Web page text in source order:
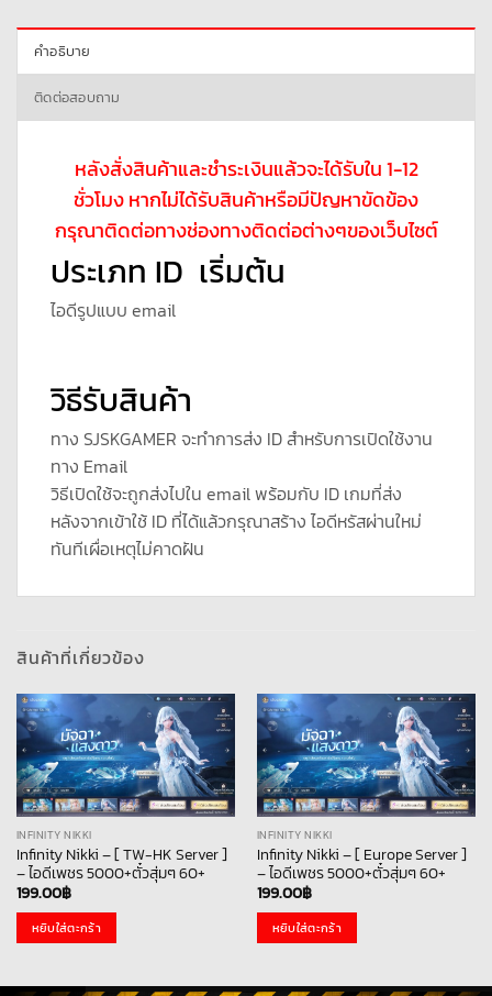
คำอธิบาย
ติดต่อสอบถาม
หลังสั่งสินค้าและชำระเงินแล้วจะได้รับใน 1-12
ชั่วโมง หากไม่ได้รับสินค้าหรือมีปัญหาขัดข้อง
กรุณาติดต่อทางช่องทางติดต่อต่างๆของเว็บไซต์
ประเภท ID เริ่มต้น
ไอดีรูปแบบ email
วิธีรับสินค้า
ทาง SJSKGAMER จะทำการส่ง ID สำหรับการเปิดใช้งาน
ทาง Email
วิธีเปิดใช้จะถูกส่งไปใน email พร้อมกับ ID เกมที่ส่ง
หลังจากเข้าใช้ ID ที่ได้แล้วกรุณาสร้าง ไอดีหรัสผ่านใหม่
ทันทีเผื่อเหตุไม่คาดฝัน
สินค้าที่เกี่ยวข้อง
INFINITY NIKKI
Infinity Nikki – [ TW-HK Server ]
– ไอดีเพชร 5000+ตั๋วสุ่มๆ 60+
199.00฿
หยิบใส่ตะกร้า
INFINITY NIKKI
Infinity Nikki – [ Europe Server ]
– ไอดีเพชร 5000+ตั๋วสุ่มๆ 60+
199.00฿
หยิบใส่ตะกร้า